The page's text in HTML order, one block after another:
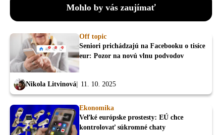
Mohlo by vás zaujímať
Off topic
Seniori prichádzajú na Facebooku o tisíce
eur: Pozor na novú vlnu podvodov
Nikola Litvinová 11. 10. 2025
Ekonomika
Veľké európske prostesty: EÚ chce
kontrolovať súkromné chaty